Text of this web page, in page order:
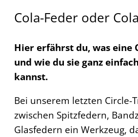
Cola-Feder oder
Hier erfährst du, was eine
und wie du sie ganz
kannst.
Bei unserem letzten Circle-
zwischen Spitzfedern,
Glasfedern ein Werkzeug,